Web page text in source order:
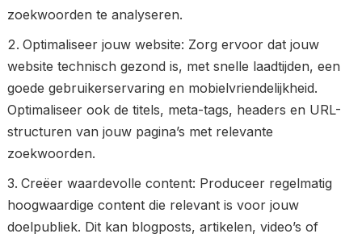
zoekwoorden te analyseren.
Optimaliseer jouw website: Zorg ervoor dat jouw
website technisch gezond is, met snelle laadtijden, een
goede gebruikerservaring en mobielvriendelijkheid.
Optimaliseer ook de titels, meta-tags, headers en URL-
structuren van jouw pagina’s met relevante
zoekwoorden.
Creëer waardevolle content: Produceer regelmatig
hoogwaardige content die relevant is voor jouw
doelpubliek. Dit kan blogposts, artikelen, video’s of